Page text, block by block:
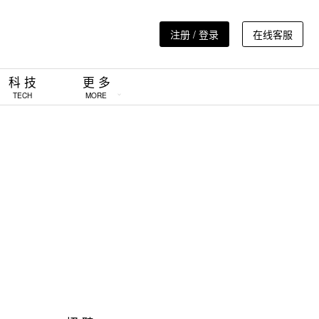
注册 / 登录 在线客服
科 技
TECH
更 多
MORE